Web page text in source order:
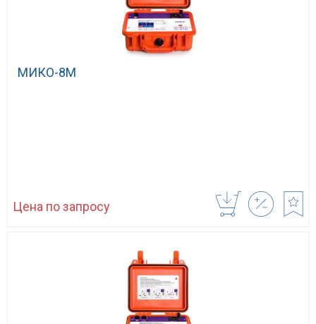
МИКО-8М
Цена по запросу